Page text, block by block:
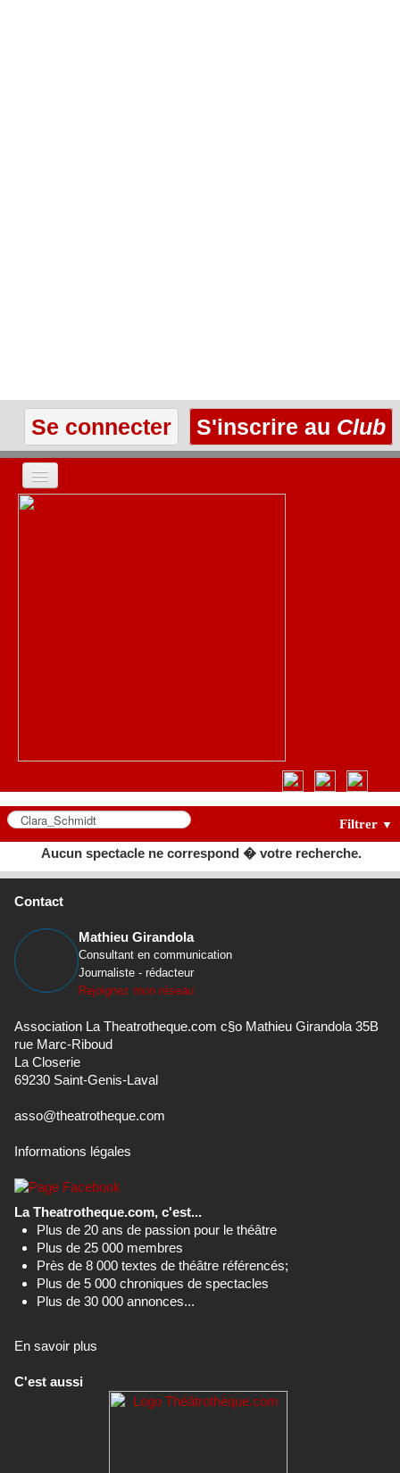
Se connecter S'inscrire au Club
Filtrer ▼
Aucun spectacle ne correspond � votre recherche.
Contact
Mathieu Girandola
Consultant en communication
Journaliste - rédacteur
Rejoignez mon réseau
Association La Theatrotheque.com c§o Mathieu Girandola 35B
rue Marc-Riboud
La Closerie
69230 Saint-Genis-Laval
asso@theatrotheque.com
Informations légales
La Theatrotheque.com, c'est...
Plus de 20 ans de passion pour le théâtre
Plus de 25 000 membres
Près de 8 000 textes de théâtre référencés;
Plus de 5 000 chroniques de spectacles
Plus de 30 000 annonces...
En savoir plus
C'est aussi